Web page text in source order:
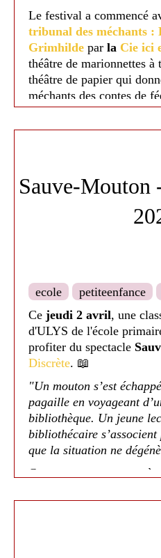
Médiathèque de
Médiathèque de
Le festival a commencé
tribunal des méchants :
Grimhilde par la Cie ici
théâtre de marionnettes
théâtre de papier qui
méchants des contes de
colère gronde…Les
réclament justice et
version des faits, ses
spectateurs vont assister
Thémis, la déesse de la
l’issue de la plaidoirie,
glaçante mais
Un super procès apprécié
que par les adultes !
prochain procès !🎭
Encore un grand merci à
humeur et leur discussion
spectacle ! 😀
Sauve-Mouton
ecole petiteenfance
Ce jeudi 2 avril, une
d'ULYS de l'école
profiter du spectacle
Discrète. 📖
"Un mouton s’est
pagaille en voyageant
bibliothèque. Un jeune
bibliothécaire
que la situation ne
Cette aventure nous
moment très drôle et très